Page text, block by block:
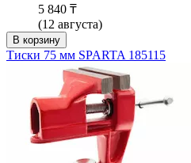
5 840 ₸
(12 августа)
В корзину
Тиски 75 мм SPARTA 185115